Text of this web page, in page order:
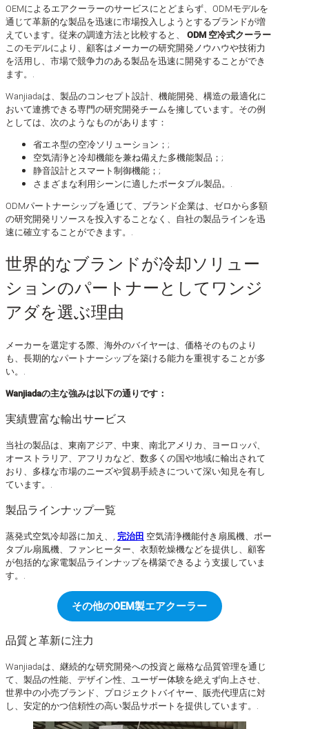
OEMによるエアクーラーのサービスにとどまらず、ODMモデルを
通じて革新的な製品を迅速に市場投入しようとするブランドが増
えています。従来の調達方法と比較すると、 ODM 空冷式クーラー
このモデルにより、顧客はメーカーの研究開発ノウハウや技術力
を活用し、市場で競争力のある製品を迅速に開発することができ
ます。.
Wanjiadaは、製品のコンセプト設計、機能開発、構造の最適化に
おいて連携できる専門の研究開発チームを擁しています。その例
としては、次のようなものがあります：
省エネ型の空冷ソリューション；;
空気清浄と冷却機能を兼ね備えた多機能製品；;
静音設計とスマート制御機能；;
さまざまな利用シーンに適したポータブル製品。.
ODMパートナーシップを通じて、ブランド企業は、ゼロから多額
の研究開発リソースを投入することなく、自社の製品ラインを迅
速に確立することができます。.
世界的なブランドが冷却ソリュー
ションのパートナーとしてワンジ
アダを選ぶ理由
メーカーを選定する際、海外のバイヤーは、価格そのものより
も、長期的なパートナーシップを築ける能力を重視することが多
い。.
Wanjiadaの主な強みは以下の通りです：
実績豊富な輸出サービス
当社の製品は、東南アジア、中東、南北アメリカ、ヨーロッパ、
オーストラリア、アフリカなど、数多くの国や地域に輸出されて
おり、多様な市場のニーズや貿易手続きについて深い知見を有し
ています。.
製品ラインナップ一覧
蒸発式空気冷却器に加え、, 完治田 空気清浄機能付き扇風機、ポー
タブル扇風機、ファンヒーター、衣類乾燥機などを提供し、顧客
が包括的な家電製品ラインナップを構築できるよう支援していま
す。.
その他のOEM製エアクーラー
品質と革新に注力
Wanjiadaは、継続的な研究開発への投資と厳格な品質管理を通じ
て、製品の性能、デザイン性、ユーザー体験を絶えず向上させ、
世界中の小売ブランド、プロジェクトバイヤー、販売代理店に対
し、安定的かつ信頼性の高い製品サポートを提供しています。.